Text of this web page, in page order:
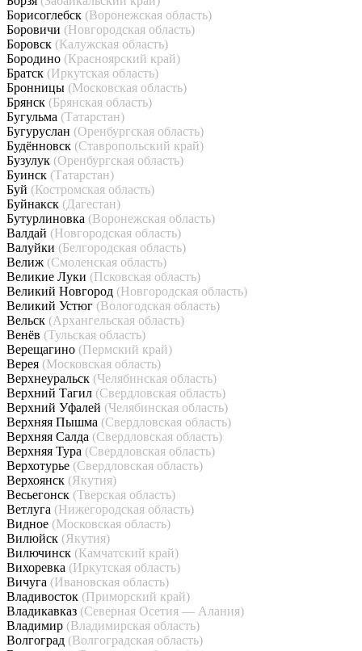
Борисоглебск (Воронежская область)
Боровичи (Новгородская область)
Боровск (Калужская область)
Бородино (Красноярский край)
Братск (Иркутская область)
Бронницы (Московская область)
Брянск (Брянская область)
Бугульма (Татарстан)
Бугуруслан (Оренбургская область)
Будённовск (Ставропольский край)
Бузулук (Оренбургская область)
Буинск (Татарстан)
Буй (Костромская область)
Буйнакск (Дагестан)
Бутурлиновка (Воронежская область)
Валдай (Новгородская область)
Валуйки (Белгородская область)
Велиж (Смоленская область)
Великие Луки (Псковская область)
Великий Новгород (Новгородская область)
Великий Устюг (Вологодская область)
Вельск (Архангельская область)
Венёв (Тульская область)
Верещагино (Пермский край)
Верея (Московская область)
Верхнеуральск (Челябинская область)
Верхний Тагил (Свердловская область)
Верхний Уфалей (Челябинская область)
Верхняя Пышма (Свердловская область)
Верхняя Салда (Свердловская область)
Верхняя Тура (Свердловская область)
Верхотурье (Свердловская область)
Верхоянск (Якутия)
Весьегонск (Тверская область)
Ветлуга (Нижегородская область)
Видное (Московская область)
Вилюйск (Якутия)
Вилючинск (Камчатский край)
Вихоревка (Иркутская область)
Вичуга (Ивановская область)
Владивосток (Приморский край)
Владикавказ (Северная Осетия — Алания)
Владимир (Владимирская область)
Волгоград (Волгоградская область)